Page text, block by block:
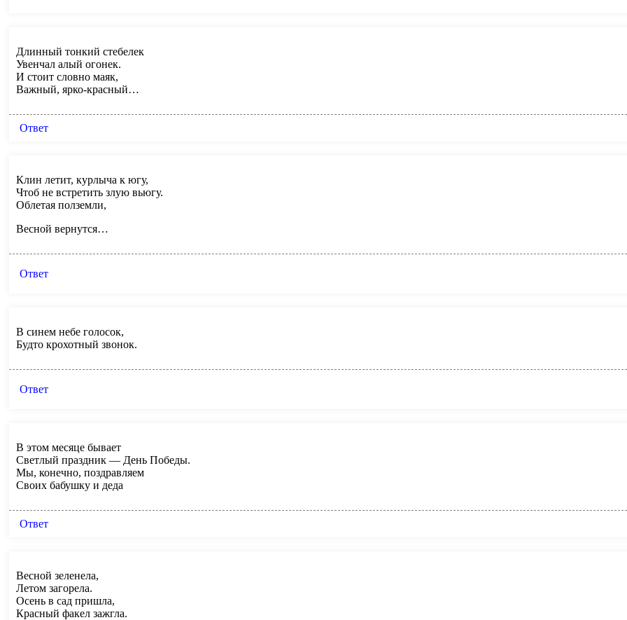
Длинный тонкий стебелек
Увенчал алый огонек.
И стоит словно маяк,
Важный, ярко-красный…
Ответ
Клин летит, курлыча к югу,
Чтоб не встретить злую вьюгу.
Облетая полземли,
Весной вернутся…
Ответ
В синем небе голосок,
Будто крохотный звонок.
Ответ
В этом месяце бывает
Светлый праздник — День Победы.
Мы, конечно, поздравляем
Своих бабушку и деда
Ответ
Весной зеленела,
Летом загорела.
Осень в сад пришла,
Красный факел зажгла.